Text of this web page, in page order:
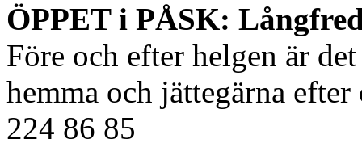
ÖPPET i PÅSK:
Före och efter helgen är
hemma och jättegärna
224 86 85